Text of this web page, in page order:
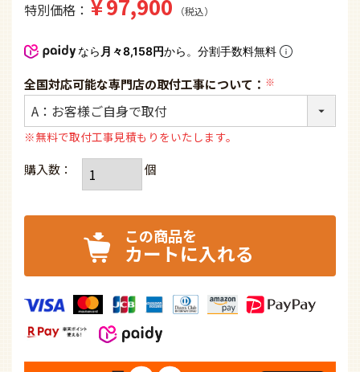
特別価格 ¥97,900 税込
なら 月々8,158円から。分割手数料無料
全国対応可能な専門店の取付工事について：
(必
※無料で取付工事見積もりをいたします。
カートに入れる